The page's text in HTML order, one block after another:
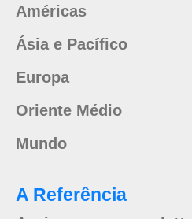
Américas
Ásia e Pacífico
Europa
Oriente Médio
Mundo
A Referência